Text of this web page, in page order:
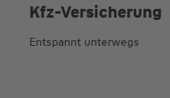
Kfz-Versicherung
Entspannt unterwegs